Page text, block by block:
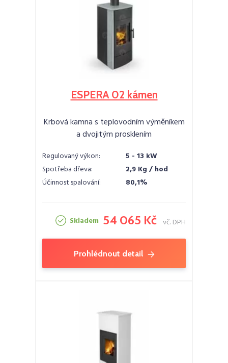
ESPERA 02 kámen
Krbová kamna s teplovodním výměníkem
a dvojitým prosklením
Regulovaný výkon:
5 - 13 kW
Spotřeba dřeva:
2,9 Kg / hod
Účinnost spalování:
80,1%
Skladem 54 065 Kč vč. DPH
Prohlédnout detail